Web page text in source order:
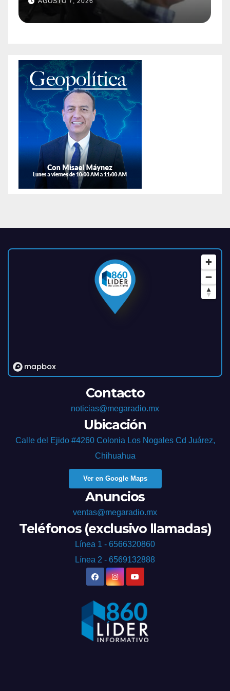
afirman que hay más
Contacto
noticias@megaradio.mx
Ubicación
Calle del Ejido #4260 Colonia Los Nogales Cd Juárez,
Chihuahua
Ver en Google Maps
Anuncios
ventas@megaradio.mx
Teléfonos (exclusivo llamadas)
Línea 1 - 6566320860
Línea 2 - 6569132888